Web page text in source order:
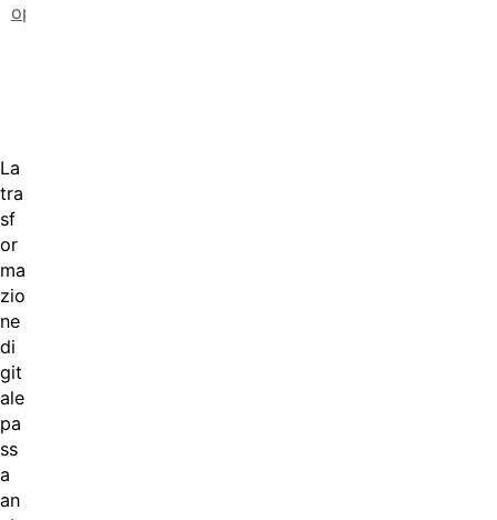
opportunità
La
tra
sf
or
ma
zio
ne
di
git
ale
pa
ss
a
an